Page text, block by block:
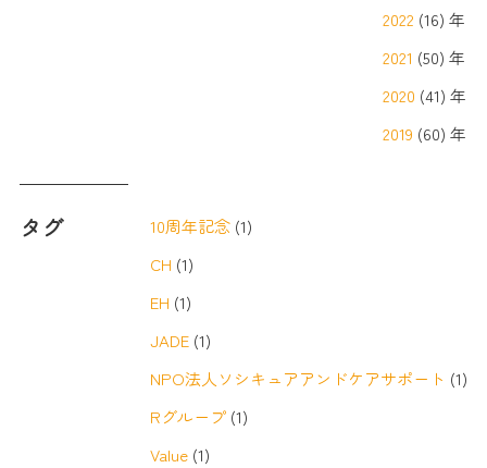
2022 (16) 年
2021 (50) 年
2020 (41) 年
2019 (60) 年
タグ 10周年記念 (1)
CH (1)
EH (1)
JADE (1)
NPO法人ソシキュアアンドケアサポート (1)
Rグループ (1)
Value (1)